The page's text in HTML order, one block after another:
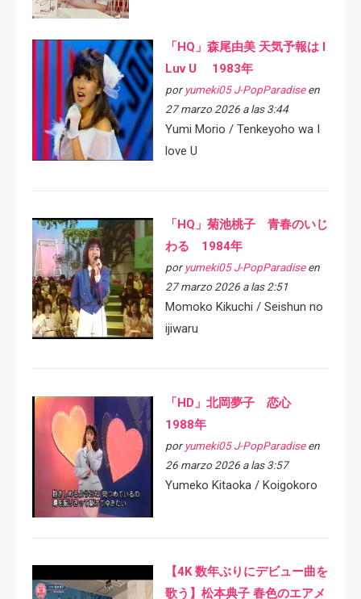
「HQ」森尾由美 天気予報は I
Luv U 1983年
por yumeki05 J-PopParadiseen
27 marzo 2026 a las 3:44
Yumi Morio / Tenkeyoho wa I
love U
「HQ」菊池桃子 青春のいじ
わる 1984年
por yumeki05 J-PopParadiseen
27 marzo 2026 a las 2:51
Momoko Kikuchi / Seishun no
ijiwaru
「HD」北岡夢子 恋心
1988年
por yumeki05 J-PopParadiseen
26 marzo 2026 a las 3:57
Yumeko Kitaoka / Koigokoro
【4K 数年ぶりにデビュー曲を
歌う】松本典子 春色のエアメ